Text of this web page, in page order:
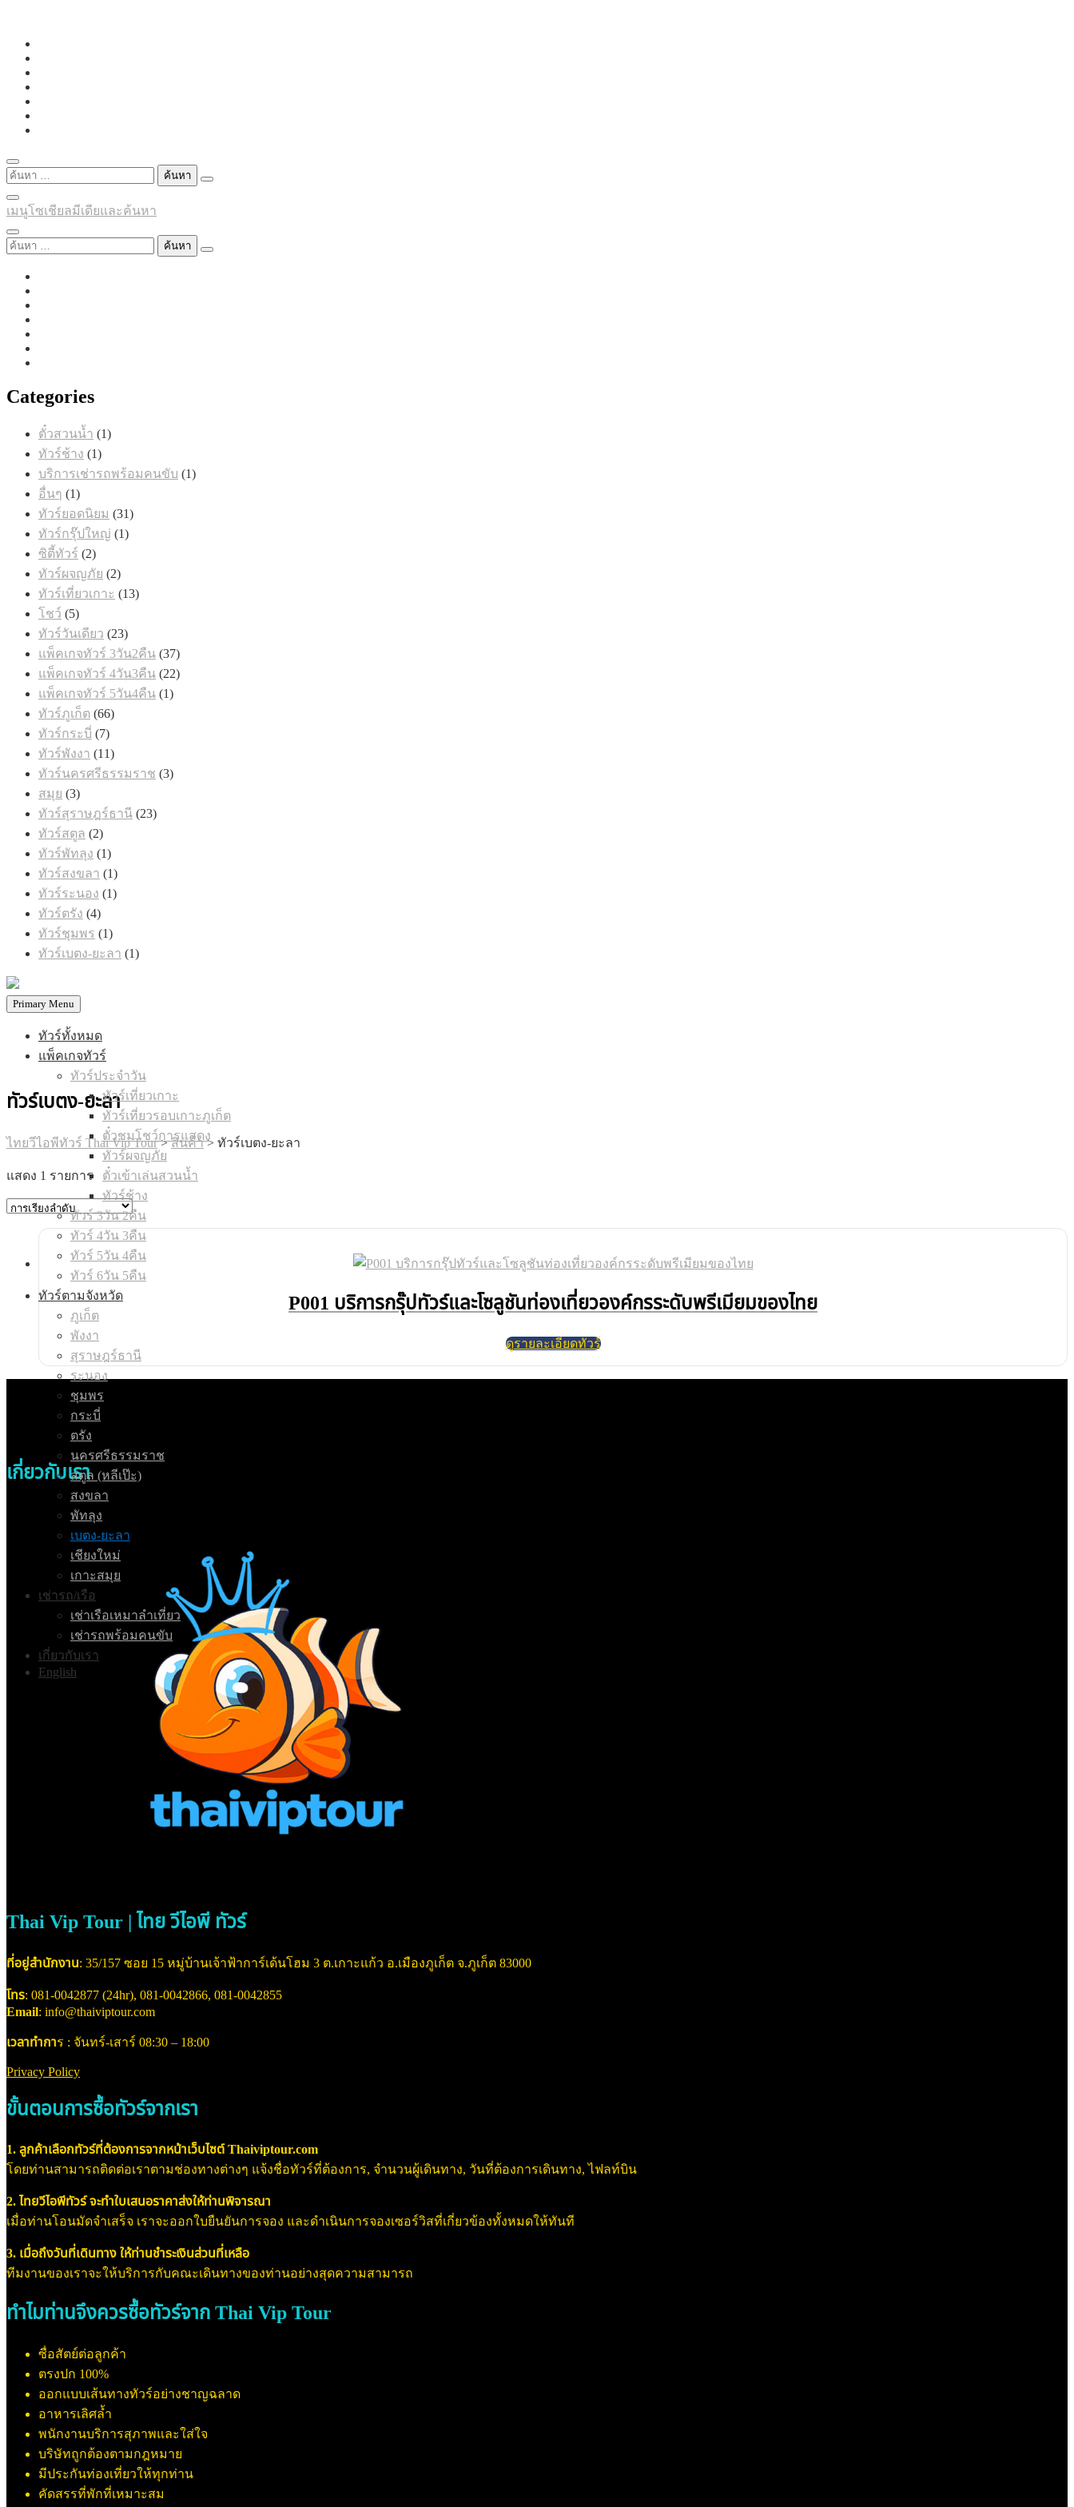
Skip
content
ค้นหา
สำหรับ:
เมนูโซเชียลมีเดียและค้นหา
ค้นหา
Categories
ตั๋วสวนน้ำ 11
ทัวร์ช้าง 11
สินค้า
บริการเช่ารถพร้อมคนขับ 11
อื่นๆ 11
สินค้า
ทัวร์ยอดนิยม 3131
ทัวร์กรุ๊ปใหญ่ 11
ซิตี้ทัวร์ 22
สินค้า
ทัวร์ผจญภัย 22
สินค้า
ทัวร์เที่ยวเกาะ 1313
โชว์ 55
สินค้า
ทัวร์วันเดียว 2323
สินค้า
แพ็คเกจทัวร์ 3วัน2คืน 3737
สินค้า
แพ็คเกจทัวร์ 4วัน3คืน 2222
แพ็คเกจทัวร์ 5วัน4คืน 11
ทัวร์ภูเก็ต 6666
ทัวร์กระบี่ 77
สินค้า
ทัวร์พังงา 1111
ทัวร์นครศรีธรรมราช 33
สมุย 33
สินค้า
ทัวร์สุราษฎร์ธานี 2323
ทัวร์สตูล 22
สินค้า
ทัวร์พัทลุง 11
สินค้า
ทัวร์สงขลา 11
สินค้า
ทัวร์ระนอง 11
ทัวร์ตรัง 44
สินค้า
ทัวร์ชุมพร 11
สินค้า
ทัวร์เบตง-ยะลา 11
Primary Menu
ทัวร์ทั้งหมด
แพ็คเกจทัวร์
ทัวร์ประจำวัน
ทัวร์เที่ยวเกาะ
ทัวร์เที่ยวรอบเกาะภูเก็ต
ตั๋วชมโชว์การแสดง
ทัวร์ผจญภัย
ตั๋วเข้าเล่นสวนน้ำ
ทัวร์ช้าง
ทัวร์ 3วัน 2คืน
ทัวร์ 4วัน 3คืน
ทัวร์ 5วัน 4คืน
ทัวร์ 6วัน 5คืน
ทัวร์ตามจังหวัด
ภูเก็ต
พังงา
สุราษฎร์ธานี
ระนอง
ชุมพร
กระบี่
ตรัง
นครศรีธรรมราช
สตูล (หลีเป๊ะ)
สงขลา
พัทลุง
เบตง-ยะลา
เชียงใหม่
เกาะสมุย
เช่ารถ/เรือ
เช่าเรือเหมาลำเที่ยว
เช่ารถพร้อมคนขับ
เกี่ยวกับเรา
English
ทัวร์เบตง-ยะลา
ไทยวีไอพีทัวร์ Thai Vip Tour>สินค้า> ทัวร์เบตง-ยะลา
แสดง 1 รายการ
P001 บริการกรุ๊ปทัวร์และโซลูชันท่องเที่ยวองค์กรระดับพรีเมียมของไทย
ดูรายละเอียดทัวร์
เกี่ยวกับเรา
Thai Vip Tour | ไทย วีไอพี ทัวร์
ที่อยู่สำนักงาน: 35/157 ซอย 15 หมู่บ้านเจ้าฟ้าการ์เด้นโฮม 3 ต.เกาะแก้ว อ.เมืองภูเก็ต จ.ภูเก็ต 83000
โทร: 081-0042877 (24hr), 081-0042866, 081-0042855
Email: info@thaiviptour.com
เวลาทำการ : จันทร์-เสาร์ 08:30 – 18:00
Privacy Policy
ขั้นตอนการซื้อทัวร์จากเรา
1. ลูกค้าเลือกทัวร์ที่ต้องการจากหน้าเว็บไซต์ Thaiviptour.com
โดยท่านสามารถติดต่อเราตามช่องทางต่างๆ แจ้งชื่อทัวร์ที่ต้องการ, จำนวนผู้เดินทาง, วันที่ต้องการเดินทาง, ไฟลท์บิน
2. ไทยวีไอพีทัวร์ จะทำใบเสนอราคาส่งให้ท่านพิจารณา
เมื่อท่านโอนมัดจำเสร็จ เราจะออกใบยืนยันการจอง และดำเนินการจองเซอร์วิสที่เกี่ยวข้องทั้งหมดให้ทันที
3. เมื่อถึงวันที่เดินทาง ให้ท่านชำระเงินส่วนที่เหลือ
ทีมงานของเราจะให้บริการกับคณะเดินทางของท่านอย่างสุดความสามารถ
ทำไมท่านจึงควรซื้อทัวร์จาก Thai Vip Tour
ซื่อสัตย์ต่อลูกค้า
ตรงปก 100%
ออกแบบเส้นทางทัวร์อย่างชาญฉลาด
อาหารเลิศล้ำ
พนักงานบริการสุภาพและใส่ใจ
บริษัทถูกต้องตามกฎหมาย
มีประกันท่องเที่ยวให้ทุกท่าน
คัดสรรที่พักที่เหมาะสม